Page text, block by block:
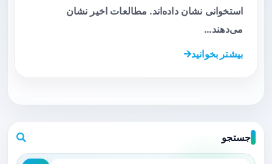
استخوانی نشان داده‌اند. مطالعات اخیر نشان
می‌دهند…
بیشتر بخوانید
جستجو